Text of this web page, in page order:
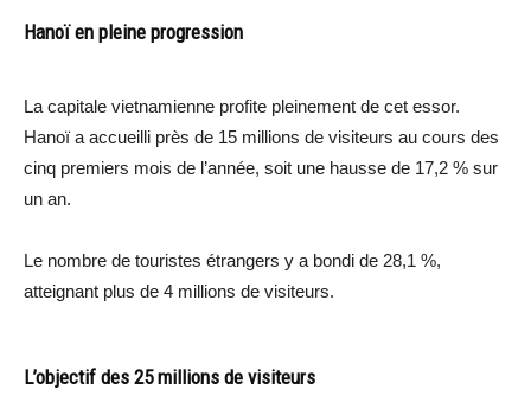
Hanoï en pleine progression
La capitale vietnamienne profite pleinement de cet essor.
Hanoï a accueilli près de 15 millions de visiteurs au cours des
cinq premiers mois de l’année, soit une hausse de 17,2 % sur
un an.
Le nombre de touristes étrangers y a bondi de 28,1 %,
atteignant plus de 4 millions de visiteurs.
L’objectif des 25 millions de visiteurs